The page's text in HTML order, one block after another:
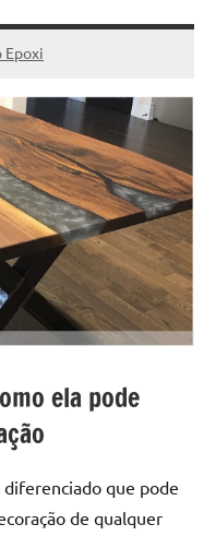
Epoxi
ela pode
que pode
de qualquer